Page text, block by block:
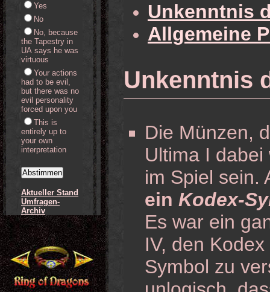
Unkenntnis
Allgemeine
Unkenntnis
Die Münzen,
Ultima I
im Spiel sein.
ein Kodex-
Es war ein
IV, den
Symbol zu
Yes
No
No, because
the Tapestry in
UA says he was
virtuous
Your actions
had to be evil,
but there was no
evil personality
forced upon you
This is
entirely up to
your own
interpretation
Aktueller Stand
Umfragen-
Archiv